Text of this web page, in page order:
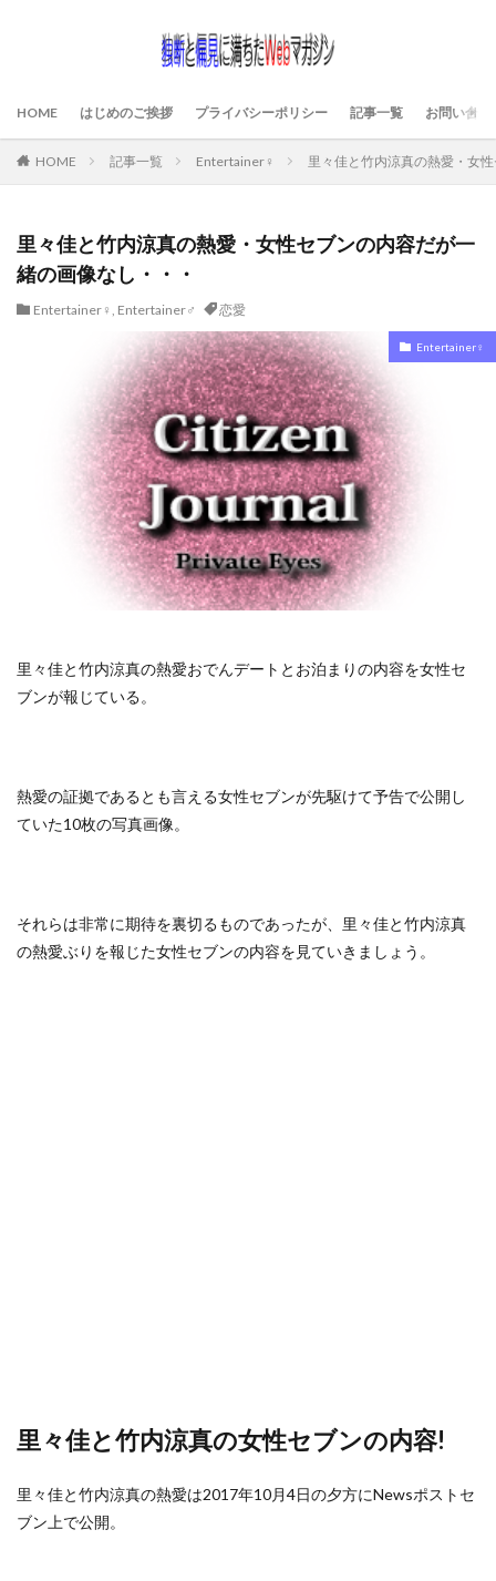
HOME はじめのご挨拶 プライバシーポリシー 記事一覧 お問い合わ
HOME 記事一覧 Entertainer♀ 里々佳と竹内涼真の熱愛・女
里々佳と竹内涼真の熱愛・女性セブンの内容だが一
緒の画像なし・・・
Entertainer♀ , Entertainer♂ 恋愛
Entertainer♀
里々佳と竹内涼真の熱愛おでんデートとお泊まりの内容を女性セ
ブンが報じている。
熱愛の証拠であるとも言える女性セブンが先駆けて予告で公開し
ていた10枚の写真画像。
それらは非常に期待を裏切るものであったが、里々佳と竹内涼真
の熱愛ぶりを報じた女性セブンの内容を見ていきましょう。
里々佳と竹内涼真の女性セブンの内容!
里々佳と竹内涼真の熱愛は2017年10月4日の夕方にNewsポストセ
ブン上で公開。